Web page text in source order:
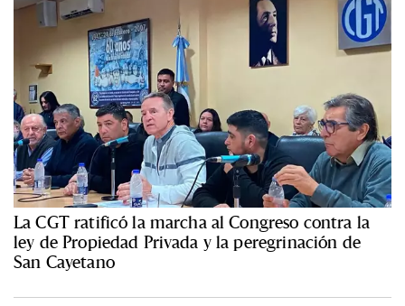
La CGT ratificó la marcha al Congreso contra la
ley de Propiedad Privada y la peregrinación de
San Cayetano